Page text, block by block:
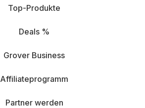
Top-Produkte
Deals %
Grover Business
Affiliateprogramm
Partner werden